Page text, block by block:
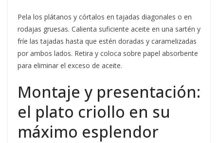
Pela los plátanos y córtalos en tajadas diagonales o en
rodajas gruesas. Calienta suficiente aceite en una sartén y
fríe las tajadas hasta que estén doradas y caramelizadas
por ambos lados. Retira y coloca sobre papel absorbente
para eliminar el exceso de aceite.
Montaje y presentación:
el plato criollo en su
máximo esplendor